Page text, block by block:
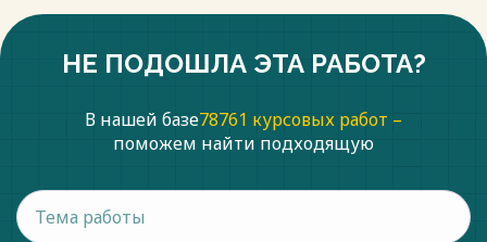
НЕ ПОДОШЛА ЭТА РАБОТА?
В нашей базе78761 курсовых работ –
поможем найти подходящую